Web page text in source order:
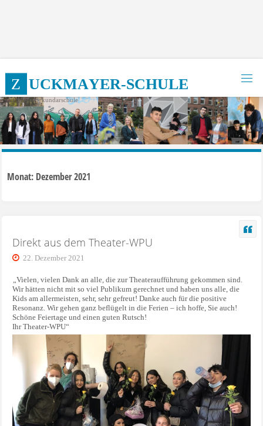
Z UCKMAYER-SCHULE
Integrierte Sekundarschule
Monat: Dezember 2021
Direkt aus dem Theater-WPU
22. Dezember 2021
„Vielen, vielen Dank an alle, die zur Theateraufführung gekommen sind.
Wir hätten nicht mit so viel Publikum gerechnet und haben uns alle, die
Kids am allermeisten, sehr, sehr gefreut! Danke auch für die positive
Resonanz. Wir gehen ganz beflügelt in die Ferien – ich hoffe, Sie auch!
Schöne Feiertage und einen guten Rutsch!
Ihr Theater-WPU“